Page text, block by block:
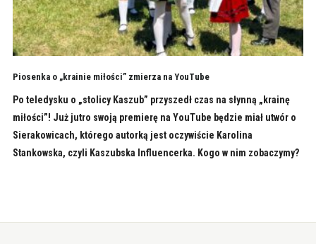
Piosenka o „krainie miłości” zmierza na YouTube
Po teledysku o „stolicy Kaszub” przyszedł czas na słynną „krainę
miłości”! Już jutro swoją premierę na YouTube będzie miał utwór o
Sierakowicach, którego autorką jest oczywiście Karolina
Stankowska, czyli Kaszubska Influencerka. Kogo w nim zobaczymy?